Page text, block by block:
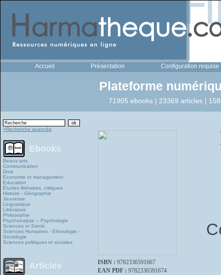
Accueil Présentation Configuration requise
Plateforme
71905 ebooks | 23369 articles |
>Recherche avancée
Ebooks
Beaux-arts
Communication
Droit
Economie et management
Education
Études littéraires, critiques
Histoire - Géographie
Jeunesse
Linguistique
Littérature
Philosophie
Psychanalyse – Psychologie
Sciences et Santé
Sciences Humaines - Ethnologie -
Sociologie
Sciences politiques et sociales
Articles ISBN : 9782336591667
EAN PDF : 9782336591674